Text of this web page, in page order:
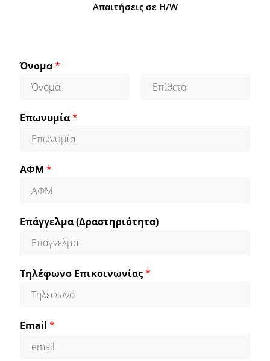
Απαιτήσεις σε H/W
Όνομα*
i
rΕπωνυμία*
ΑΦΜ*
Επάγγελμα (Δραστηριότητα)
Τηλέφωνο Επικοινωνίας*
Email*